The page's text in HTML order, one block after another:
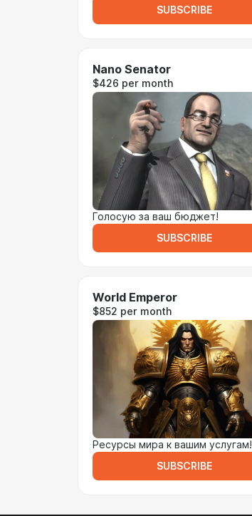
SUBSCRIBE
Nano Senator
$426 per month
Голосую за ваш бюджет!
SUBSCRIBE
World Emperor
$852 per month
Ресурсы мира к вашим услугам!
SUBSCRIBE